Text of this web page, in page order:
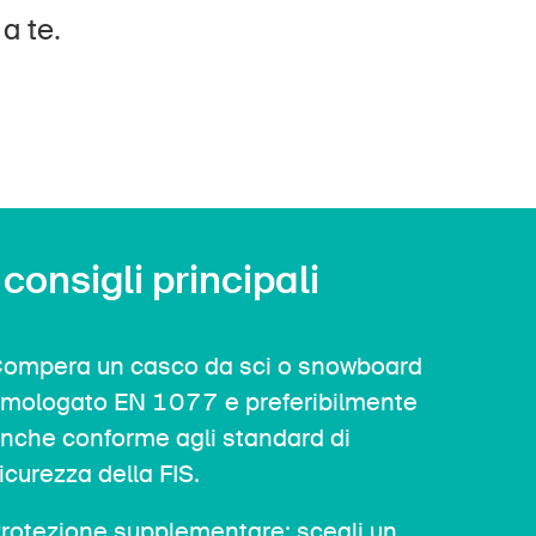
te.
principali
un casco da sci o snowboard
EN 1077 e preferibilmente
conforme agli standard di
della FIS.